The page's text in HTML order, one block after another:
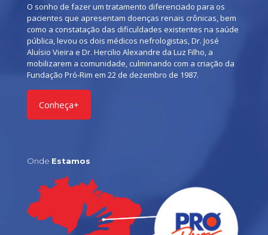
O sonho de fazer um tratamento diferenciado para os
pacientes que apresentam doenças renais crônicas, bem
como a constatação das dificuldades existentes na saúde
pública, levou os dois médicos nefrologistas, Dr. José
Aluísio Vieira e Dr. Hercilio Alexandre da Luz Filho, a
mobilizarem a comunidade, culminando com a criação da
Fundação Pró-Rim em 22 de dezembro de 1987.
Conheça+
Onde Estamos